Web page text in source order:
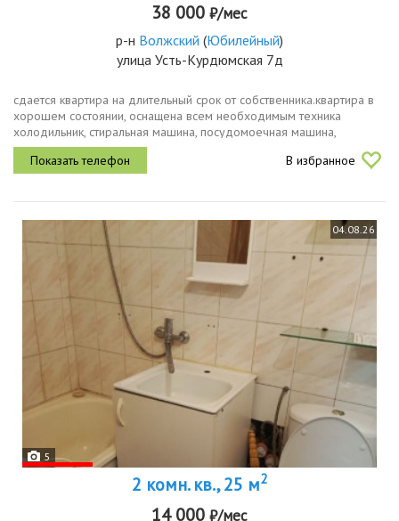
38 000 ₽/мес
р-н Волжский (Юбилейный)
улица Усть-Курдюмская 7д
сдается квартира на длительный срок от собственника.квартира в
хорошем состоянии, оснащена всем необходимым техника
холодильник, стиральная машина, посудомоечная машина,
водонагреватель, на кухне установлен кондиционер, wifi роутер
при...
В избранное
04.08.26
5
2 комн. кв., 25 м2
14 000 ₽/мес